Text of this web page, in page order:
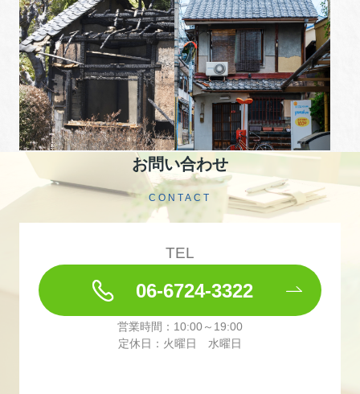
お問い合わせ
CONTACT
TEL
06-6724-3322
営業時間：10:00～19:00
定休日：火曜日 水曜日